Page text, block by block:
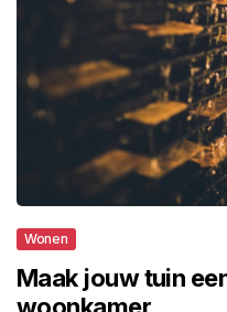
Wonen
Maak jouw tuin